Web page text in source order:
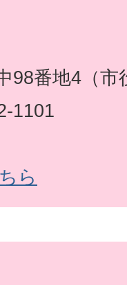
98番地4（市
1101
ら